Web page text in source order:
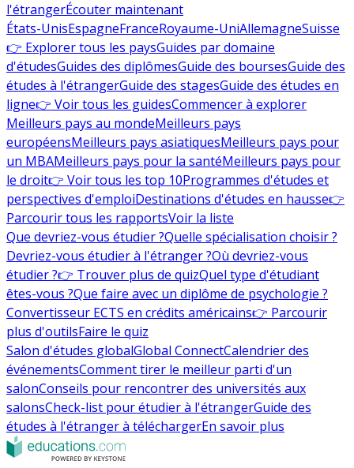
l'étrangerÉcouter maintenant
États-UnisEspagneFranceRoyaume-UniAllemagneSuisse
👉 Explorer tous les paysGuides par domaine
d'étudesGuides des diplômesGuide des boursesGuide des
études à l'étrangerGuide des stagesGuide des études en
ligne👉 Voir tous les guidesCommencer à explorer
Meilleurs pays au mondeMeilleurs pays
européensMeilleurs pays asiatiquesMeilleurs pays pour
un MBAMeilleurs pays pour la santéMeilleurs pays pour
le droit👉 Voir tous les top 10Programmes d'études et
perspectives d'emploiDestinations d'études en hausse👉
Parcourir tous les rapportsVoir la liste
Que devriez-vous étudier ?Quelle spécialisation choisir ?
Devriez-vous étudier à l'étranger ?Où devriez-vous
étudier ?👉 Trouver plus de quizQuel type d'étudiant
êtes-vous ?Que faire avec un diplôme de psychologie ?
Convertisseur ECTS en crédits américains👉 Parcourir
plus d'outilsFaire le quiz
Salon d'études globalGlobal ConnectCalendrier des
événementsComment tirer le meilleur parti d'un
salonConseils pour rencontrer des universités aux
salonsCheck-list pour étudier à l'étrangerGuide des
études à l'étranger à téléchargerEn savoir plus